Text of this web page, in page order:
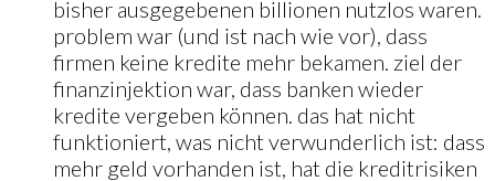
bisher ausgegebenen billionen nutzlos waren.
problem war (und ist nach wie vor), dass
firmen keine kredite mehr bekamen. ziel der
finanzinjektion war, dass banken wieder
kredite vergeben können. das hat nicht
funktioniert, was nicht verwunderlich ist: dass
mehr geld vorhanden ist, hat die kreditrisiken